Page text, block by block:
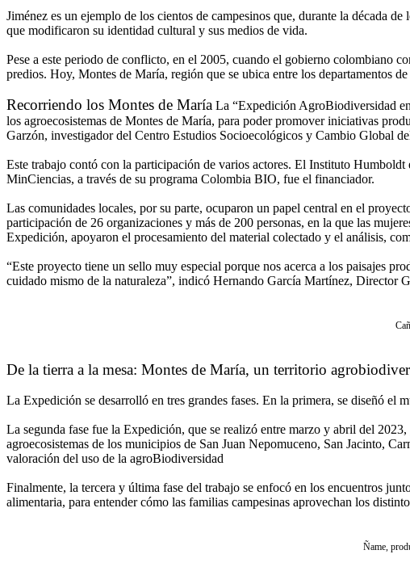
Jiménez es un ejemplo de los cientos de campesinos que, durante la década
que modificaron su identidad cultural y sus medios de vida.
Pese a este periodo de conflicto, en el 2005, cuando el gobierno colombiano
predios. Hoy, Montes de María, región que se ubica entre los departamentos
Recorriendo los Montes de María La “Expedición AgroBiodiversidad
los agroecosistemas de Montes de María, para poder promover iniciativas
Garzón, investigador del Centro Estudios Socioecológicos y Cambio Global
Este trabajo contó con la participación de varios actores. El Instituto
MinCiencias, a través de su programa Colombia BIO, fue el financiador.
Las comunidades locales, por su parte, ocuparon un papel central en el
participación de 26 organizaciones y más de 200 personas, en la que las
Expedición, apoyaron el procesamiento del material colectado y el análisis,
“Este proyecto tiene un sello muy especial porque nos acerca a los paisajes
cuidado mismo de la naturaleza”, indicó Hernando García Martínez, Director
De la tierra a la mesa: Montes de María, un territorio
La Expedición se desarrolló en tres grandes fases. En la primera, se diseñó el
La segunda fase fue la Expedición, que se realizó entre marzo y abril del
agroecosistemas de los municipios de San Juan Nepomuceno, San Jacinto,
valoración del uso de la agroBiodiversidad
Finalmente, la tercera y última fase del trabajo se enfocó en los encuentros
alimentaria, para entender cómo las familias campesinas aprovechan los
Ñame,